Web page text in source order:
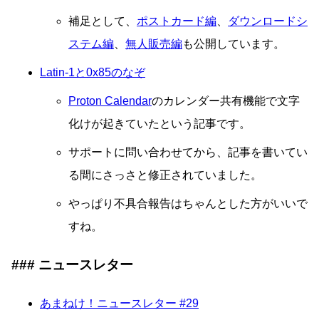
補足として、 ポストカード編、
ダウンロードシ
ステム編、 無人販売編も公開しています。
Latin-1と0x85のなぞ
Proton Calendarのカレンダー共有機能で文字
化けが起きていたという記事です。
サポートに問い合わせてから、記事を書いてい
る間にさっさと修正されていました。
やっぱり不具合報告はちゃんとした方がいいで
すね。
ニュースレター
あまねけ！ニュースレター #29